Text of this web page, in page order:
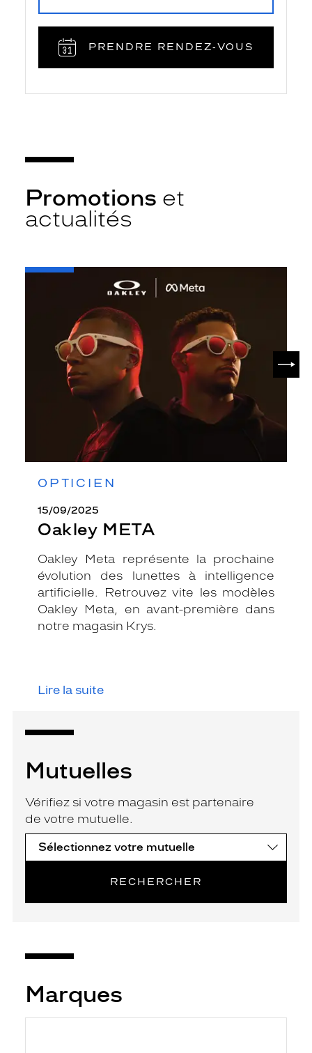
PRENDRE RENDEZ‑VOUS
Promotions et
actualités
OPTICIEN
15/09/2025
Oakley META
Oakley Meta représente la prochaine
évolution des lunettes à intelligence
artificielle. Retrouvez vite les modèles
Oakley Meta, en avant-première dans
notre magasin Krys.
Lire la suite
-
Mutuelles
Vérifiez si votre magasin est partenaire
de votre mutuelle.
RECHERCHER
Marques